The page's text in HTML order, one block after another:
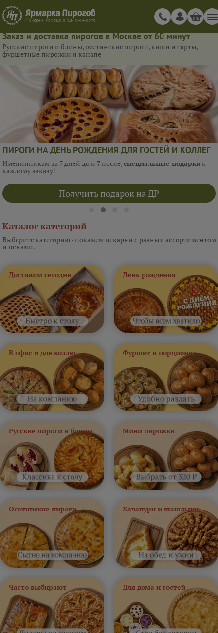
Заказ и доставка пирогов в Москве от 60 минут
Русские пироги и блины, осетинские пироги, киши и тарты,
фуршетные пирожки и канапе
ПИРОГИ НА ДЕНЬ РОЖДЕНИЯ ДЛЯ ГОСТЕЙ И КОЛЛЕГ
Именинникам за 7 дней до и 7 после,специальные подарки к
каждому заказу!
Получить подарок на ДР
Каталог категорий
Выберите категорию - покажем пекарни с разным ассортиментом
и ценами.
Доставим сегодня День рождения
В офис и для коллег Фуршет и порционно
Русские пироги и блины Мини пирожки
Осетинские пироги Хачапури и шашлыки
Часто выбирают Для дома и гостей